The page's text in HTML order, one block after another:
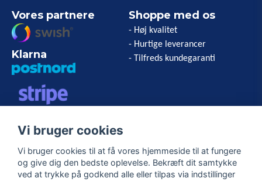
Vores partnere
Klarna
EXPRESS
Shoppe med os
- Høj kvalitet
- Hurtige leverancer
- Tilfreds kundegaranti
Følg os
Vi bruger cookies
Vi bruger cookies til at få vores hjemmeside til at fungere
og give dig den bedste oplevelse. Bekræft dit samtykke
ved at trykke på godkend alle eller tilpas via indstillinger